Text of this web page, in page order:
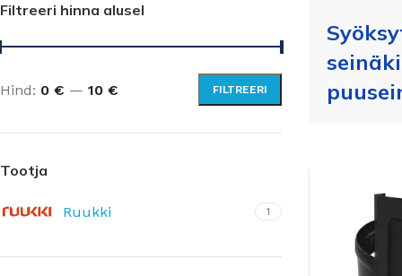
ALUSKATTEKILED TIHENDID
Filtreeri hinna alusel
FILTREERI
Hind: 0 € — 10 €
Tootja
Ruukki 1